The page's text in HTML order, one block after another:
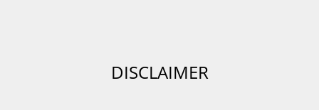
DISCLAIMER